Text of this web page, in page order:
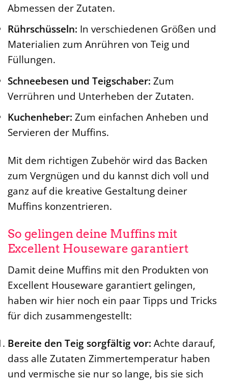
Abmessen der Zutaten.
Rührschüsseln: In verschiedenen Größen und
Materialien zum Anrühren von Teig und
Füllungen.
Schneebesen und Teigschaber: Zum
Verrühren und Unterheben der Zutaten.
Kuchenheber: Zum einfachen Anheben und
Servieren der Muffins.
Mit dem richtigen Zubehör wird das Backen
zum Vergnügen und du kannst dich voll und
ganz auf die kreative Gestaltung deiner
Muffins konzentrieren.
So gelingen deine Muffins mit
Excellent Houseware garantiert
Damit deine Muffins mit den Produkten von
Excellent Houseware garantiert gelingen,
haben wir hier noch ein paar Tipps und Tricks
für dich zusammengestellt:
Bereite den Teig sorgfältig vor: Achte darauf,
dass alle Zutaten Zimmertemperatur haben
und vermische sie nur so lange, bis sie sich